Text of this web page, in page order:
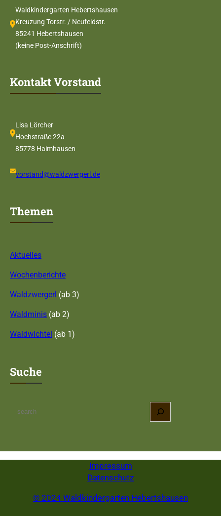
Waldkindergarten Hebertshausen
Kreuzung Torstr. / Neufeldstr.
85241 Hebertshausen
(keine Post-Anschrift)
Kontakt Vorstand
Lisa Lörcher
Hochstraße 22a
85778 Haimhausen
vorstand@waldzwergerl.de
Themen
Aktuelles
Wochenberichte
Waldzwergerl (ab 3)
Waldminis (ab 2)
Waldwichtel (ab 1)
Suche
c
Impressum
Datenschutz
© 2024 Waldkindergarten Hebertshausen